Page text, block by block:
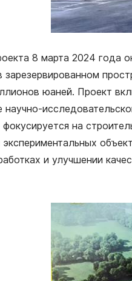
8 марта 2024 года
зарезервированном
юаней. Проект
научно-
на
и улучшении